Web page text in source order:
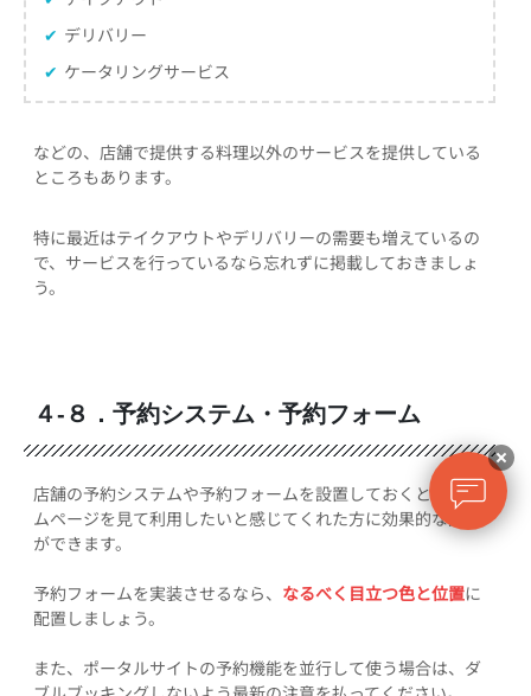
✔ デリバリー
✔ ケータリングサービス
などの、店舗で提供する料理以外のサービスを提供している
ところもあります。
特に最近はテイクアウトやデリバリーの需要も増えているの
で、サービスを行っているなら忘れずに掲載しておきましょ
う。
４-８．予約システム・予約フォーム
店舗の予約システムや予約フォームを設置しておくと、ホー
ムページを見て利用したいと感じてくれた方に効果的な訴求
ができます。
予約フォームを実装させるなら、 なるべく目立つ色と位置に
配置しましょう。
また、ポータルサイトの予約機能を並行して使う場合は、ダ